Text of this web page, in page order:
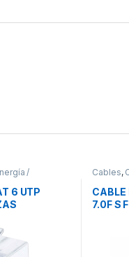
/
6 UTP
Cables,
CABLE
7.0F S